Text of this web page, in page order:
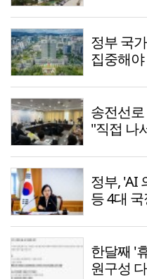
정부 국
집중해야
송전선
"직접 나
정부, 'AI
등 4대
한달째 '
원구성